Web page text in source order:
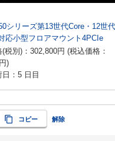
シリーズ第13世代Core・12世代
応小型フロアマウント4PCIe
税別)： 302,800円 (税込価格：
円)
：5 日目
コピー 解除